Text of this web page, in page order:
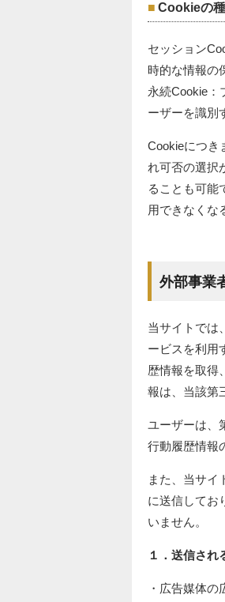
Cookieの
セッション
時的な情報の
永続Cookie：
ーザーを識別
Cookieにつき
れ可否の選択
ることも可能
用できなくな
外部事業
当サイトでは
ービスを利用
歴情報を取得
報は、当該第
ユーザーは、
行動履歴情報
また、当サイ
に送信してお
いません。
１．送信され
・広告媒体の